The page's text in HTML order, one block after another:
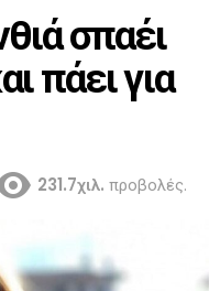
σπαέι
πάει για
231.7χιλ. προβολές.